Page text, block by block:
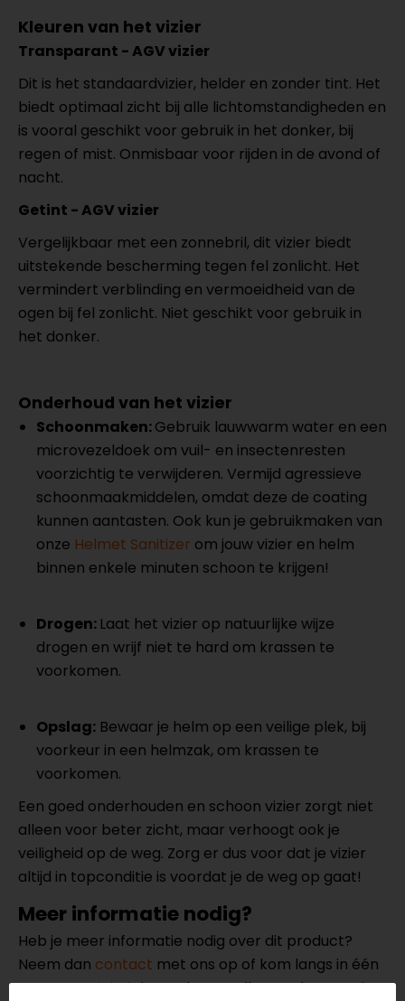
Kleuren van het vizier
Transparant - AGV vizier
Dit is het standaardvizier, helder en zonder tint. Het
biedt optimaal zicht bij alle lichtomstandigheden en
is vooral geschikt voor gebruik in het donker, bij
regen of mist. Onmisbaar voor rijden in de avond of
nacht.
Getint - AGV vizier
Vergelijkbaar met een zonnebril, dit vizier biedt
uitstekende bescherming tegen fel zonlicht. Het
vermindert verblinding en vermoeidheid van de
ogen bij fel zonlicht. Niet geschikt voor gebruik in
het donker.
Onderhoud van het vizier
Schoonmaken:Gebruik lauwwarm water en een
microvezeldoek om vuil- en insectenresten
voorzichtig te verwijderen. Vermijd agressieve
schoonmaakmiddelen, omdat deze de coating
kunnen aantasten. Ook kun je gebruikmaken van
onze Helmet Sanitizer om jouw vizier en helm
binnen enkele minuten schoon te krijgen!
Drogen: Laat het vizier op natuurlijke wijze
drogen en wrijf niet te hard om krassen te
voorkomen.
Opslag: Bewaar je helm op een veilige plek, bij
voorkeur in een helmzak, om krassen te
voorkomen.
Een goed onderhouden en schoon vizier zorgt niet
alleen voor beter zicht, maar verhoogt ook je
veiligheid op de weg. Zorg er dus voor dat je vizier
altijd in topconditie is voordat je de weg op gaat!
Meer informatie nodig?
Heb je meer informatie nodig over dit product?
Neem dan contact met ons op of kom langs in één
vanonze winkelsin Breda, Capelle aan den IJssel,